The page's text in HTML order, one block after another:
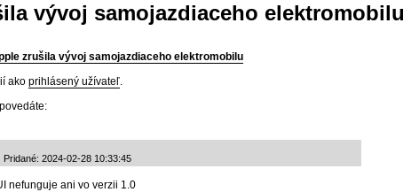
vývoj samojazdiaceho elektromobilu
zrušila vývoj samojazdiaceho elektromobilu
ako prihlásený užívateľ.
2024-02-28 10:33:45
nefunguje ani vo verzii 1.0